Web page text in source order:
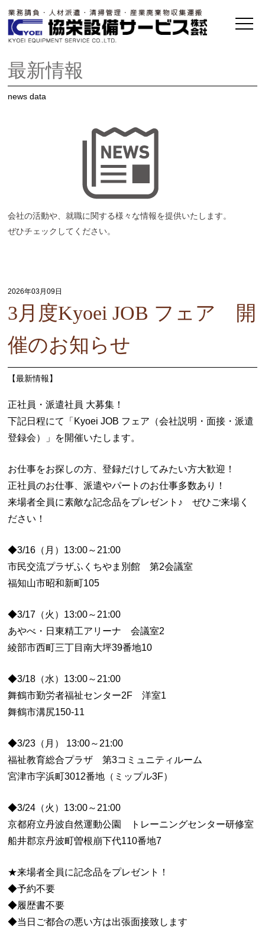
最新情報
news data
会社の活動や、就職に関する様々な情報を提供いたします。
ぜひチェックしてください。
2026年03月09日
3月度Kyoei JOB フェア 開
催のお知らせ
【最新情報】
正社員・派遣社員 大募集！
下記日程にて「Kyoei JOB フェア（会社説明・面接・派遣
登録会）」を開催いたします。
お仕事をお探しの方、登録だけしてみたい方大歓迎！
正社員のお仕事、派遣やパートのお仕事多数あり！
来場者全員に素敵な記念品をプレゼント♪ ぜひご来場く
ださい！
◆3/16（月）13:00～21:00
市民交流プラザふくちやま別館 第2会議室
福知山市昭和新町105
◆3/17（火）13:00～21:00
あやべ・日東精工アリーナ 会議室2
綾部市西町三丁目南大坪39番地10
◆3/18（水）13:00～21:00
舞鶴市勤労者福祉センター2F 洋室1
舞鶴市溝尻150-11
◆3/23（月） 13:00～21:00
福祉教育総合プラザ 第3コミュニティルーム
宮津市字浜町3012番地（ミップル3F）
◆3/24（火）13:00～21:00
京都府立丹波自然運動公園 トレーニングセンター研修室
船井郡京丹波町曽根崩下代110番地7
★来場者全員に記念品をプレゼント！
◆予約不要
◆履歴書不要
◆当日ご都合の悪い方は出張面接致します